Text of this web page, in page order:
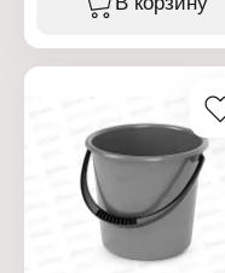
длительный срок
Тип товара: Ведро
Назначение:
строительное
Вариация: мерное
Объем: 12 л
Материал: пластик
Цвет: черное